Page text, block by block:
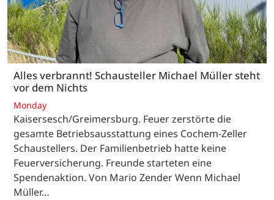
Alles verbrannt! Schausteller Michael Müller steht
vor dem Nichts
Monday
Kaisersesch/Greimersburg. Feuer zerstörte die
gesamte Betriebsausstattung eines Cochem-Zeller
Schaustellers. Der Familienbetrieb hatte keine
Feuerversicherung. Freunde starteten eine
Spendenaktion. Von Mario Zender Wenn Michael
Müller…